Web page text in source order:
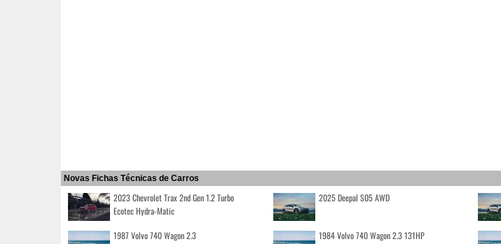
Novas Fichas Técnicas de Carros
2023 Chevrolet Trax 2nd Gen 1.2 Turbo
Ecotec Hydra-Matic
2025 Deepal S05 AWD
1987 Volvo 740 Wagon 2.3 1984 Volvo 740 Wagon 2.3 131HP